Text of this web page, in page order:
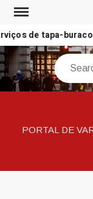
Skip
contentde tapa-buraco
Search
PORTAL DE